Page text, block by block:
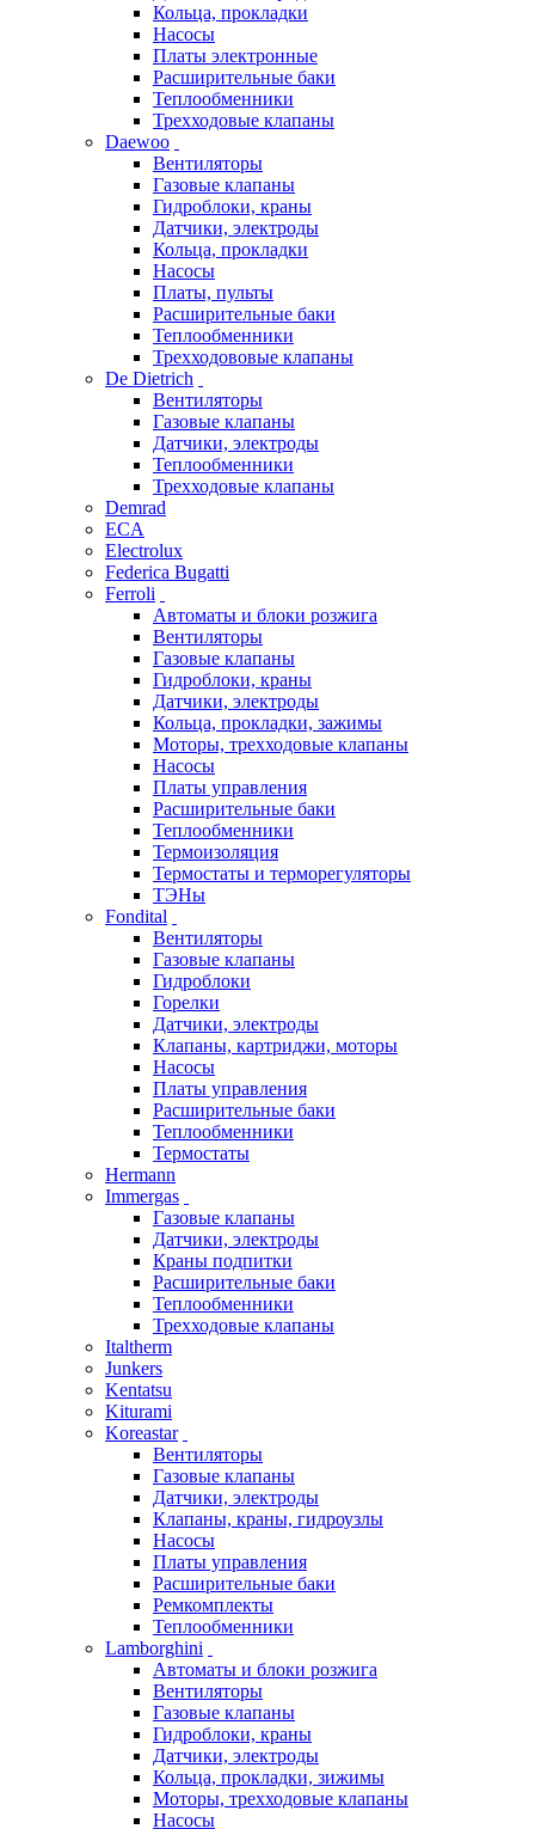
Кольца, прокладки
Насосы
Платы электронные
Расширительные баки
Теплообменники
Трехходовые клапаны
Daewoo
Вентиляторы
Газовые клапаны
Гидроблоки, краны
Датчики, электроды
Кольца, прокладки
Насосы
Платы, пульты
Расширительные баки
Теплообменники
Трехходововые клапаны
De Dietrich
Вентиляторы
Газовые клапаны
Датчики, электроды
Теплообменники
Трехходовые клапаны
Demrad
ECA
Electrolux
Federica Bugatti
Ferroli
Автоматы и блоки розжига
Вентиляторы
Газовые клапаны
Гидроблоки, краны
Датчики, электроды
Кольца, прокладки, зажимы
Моторы, трехходовые клапаны
Насосы
Платы управления
Расширительные баки
Теплообменники
Термоизоляция
Термостаты и терморегуляторы
ТЭНы
Fondital
Вентиляторы
Газовые клапаны
Гидроблоки
Горелки
Датчики, электроды
Клапаны, картриджи, моторы
Насосы
Платы управления
Расширительные баки
Теплообменники
Термостаты
Hermann
Immergas
Газовые клапаны
Датчики, электроды
Краны подпитки
Расширительные баки
Теплообменники
Трехходовые клапаны
Italtherm
Junkers
Kentatsu
Kiturami
Koreastar
Вентиляторы
Газовые клапаны
Датчики, электроды
Клапаны, краны, гидроузлы
Насосы
Платы управления
Расширительные баки
Ремкомплекты
Теплообменники
Lamborghini
Автоматы и блоки розжига
Вентиляторы
Газовые клапаны
Гидроблоки, краны
Датчики, электроды
Кольца, прокладки, зижимы
Моторы, трехходовые клапаны
Насосы